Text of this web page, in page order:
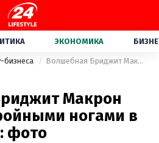
ЭКОНОМИКА
бизнеса Волшебная Бриджит Макрон поразила стройными ногами в мини-платье: фото
Макрон
ногами в
фото